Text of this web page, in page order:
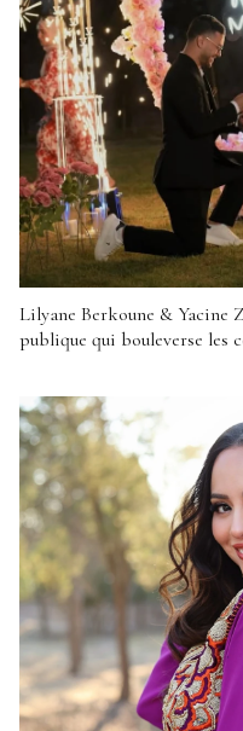
Lilyane Berkoune & Yacine
publique qui bouleverse les